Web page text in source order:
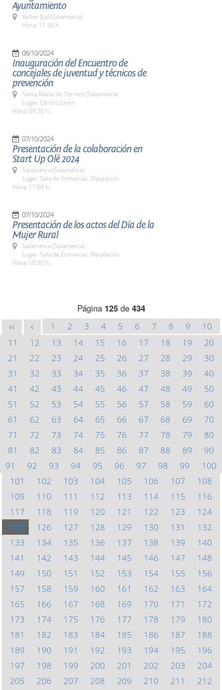
Ayuntamiento
Vellés (La) (Salamanca)
Hora: 11:30 h.
08/10/2024
Inauguración del Encuentro de
concejales de juventud y técnicos de
prevención
Santa Marta de Tormes (Salamanca)
Lugar: Centro Joven
Hora: 09.30 h.
07/10/2024
Presentación de la colaboración en
Start Up Olé 2024
Salamanca (Salamanca)
Lugar: Sala de Comarcas. Diputación
Hora: 11:00 h.
07/10/2024
Presentación de los actos del Día de la
Mujer Rural
Salamanca (Salamanca)
Lugar: Sala de Comarcas. Diputación
Hora: 10:30 h.
Página 125de 434
<< < 1 2 3 4 5 6 7 8 9
10
11
12 13 14 15 16 17 18 19
20
21
22 23 24 25 26 27 28 29
30
31
32 33 34 35 36 37 38 39
40
41
42 43 44 45 46 47 48 49
50
51
52 53 54 55 56 57 58 59
60
61
62 63 64 65 66 67 68 69
70
71
72 73 74 75 76 77 78 79
80
81
82 83 84 85 86 87 88 89
90
91
92 93 94 95 96 97 98 99
100
101
102 103 104 105 106 107
108
109
110 111 112 113 114 115
116
117
118 119 120 121 122 123
124
125
126 127 128 129 130 131
132
133
134 135 136 137 138 139
140
141
142 143 144 145 146 147
148
149
150 151 152 153 154 155
156
157
158 159 160 161 162 163
164
165
166 167 168 169 170 171
172
173
174 175 176 177 178 179
180
181
182 183 184 185 186 187
188
189
190 191 192 193 194 195
196
197
198 199 200 201 202 203
204
205
206 207 208 209 210 211
212